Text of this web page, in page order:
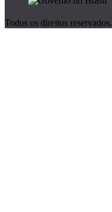
Todos os direitos reservados.